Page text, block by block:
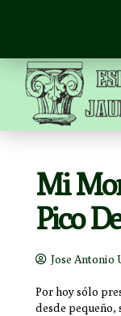
Mi
Pico
Jose Antonio
Por hoy sólo
desde pequeño,